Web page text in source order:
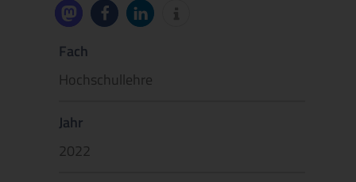
Fach
Hochschullehre
Jahr
2022